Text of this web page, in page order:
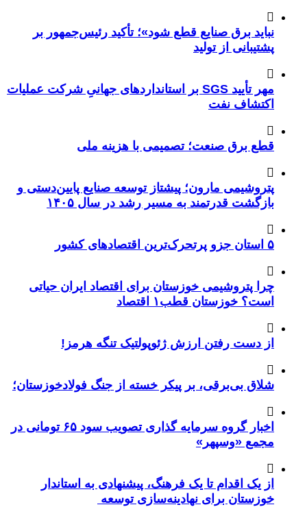
نباید برق صنایع قطع شود»؛ تأکید رئیس‌جمهور بر
پشتیبانی از تولید
مهر تأیید SGS بر استانداردهای جهانیِ شرکت عملیات
اکتشاف نفت
قطع برق صنعت؛ تصمیمی با هزینه ملی
پتروشیمی مارون؛ پیشتاز توسعه صنایع پایین‌دستی و
بازگشت قدرتمند به مسیر رشد در سال ۱۴۰۵
۵ استان جزو پرتحرک‌ترین اقتصاد‌های کشور
چرا پتروشیمی خوزستان برای اقتصاد ایران حیاتی
است؟ خوزستان قطب۱ اقتصاد
از دست رفتن ارزش ژئوپولتیک تنگه هرمز!
شلاق‌ بی‌برقی، بر پیکر خسته‌ از جنگ فولادخوزستان؛
اخبار گروه سرمایه گذاری تصویب سود ۶۵ تومانی در
مجمع «وسپهر»
از یک اقدام تا یک فرهنگ، پیشنهادی به استاندار
خوزستان برای نهادینه‌سازی توسعه